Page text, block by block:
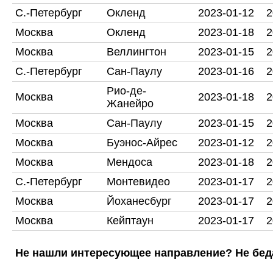
С.-Петербург
Окленд 2023-01-12
Москва
Окленд 2023-01-18
Москва
Веллингтон 2023-01-15
С.-Петербург
Сан-Паулу 2023-01-16
Москва
Рио-де-
Жанейро
2023-01-18
Москва Сан-Паулу 2023-01-15
Москва
Буэнос-Айрес 2023-01-12
Москва
Мендоса 2023-01-18
С.-Петербург
Монтевидео 2023-01-17
Москва
Йоханесбург 2023-01-17
Москва
Кейптаун 2023-01-17
Не нашли интересующее направление? Не